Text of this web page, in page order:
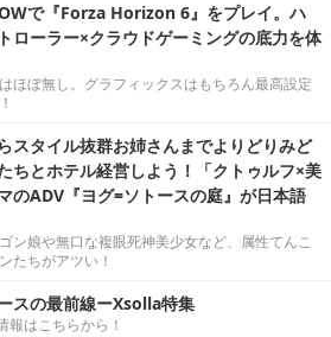
で『Forza Horizon 6』をプレイ。ハ
ローラー×クラウドゲーミングの底力を体
ほぼ無し。グラフィックスはもちろん最高設定
スタイル抜群お姉さんまでよりどりみど
ちとホテル経営しよう！「クトゥルフ×美
のADV『ヨグ=ソトースの庭』が日本語
ン娘や無口な複眼死神美少女など、属性てんこ
たちがアツい！
スの最前線ーXsolla特集
報はこちらから！